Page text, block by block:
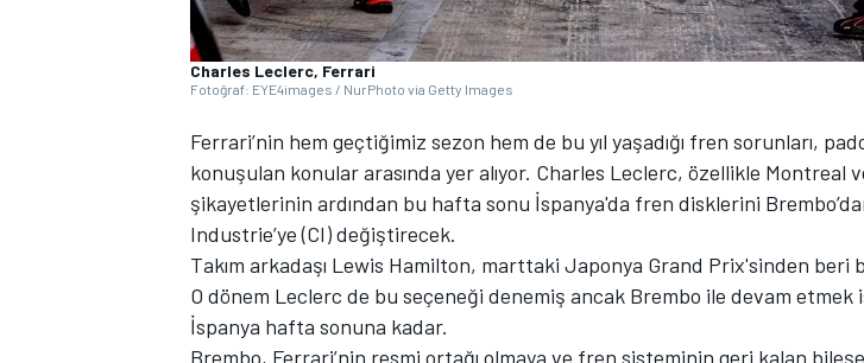
Charles Leclerc, Ferrari
Fotoğraf: EYE4images / NurPhoto via Getty Images
Ferrari’nin hem geçtiğimiz sezon hem de bu yıl yaşadığı fren sorunları,
konuşulan konular arasında yer alıyor. Charles Leclerc, özellikle Montreal
şikayetlerinin ardından bu hafta sonu İspanya'da fren disklerini
Industrie’ye (CI) değiştirecek.
Takım arkadaşı Lewis Hamilton, marttaki Japonya Grand Prix'sinden beri
O dönem Leclerc de bu seçeneği denemiş ancak Brembo ile devam
İspanya hafta sonuna kadar.
Brembo, Ferrari’nin resmi ortağı olmaya ve fren sisteminin geri kalan